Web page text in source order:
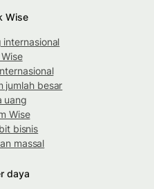
Wise
internasional
jumlah besar
uang
Wise
bisnis
massal
daya